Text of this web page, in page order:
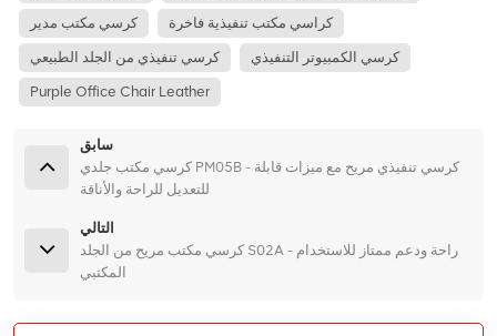
كرسي مكتب مدير كراسي مكتب تنفيذية فاخرة
كرسي تنفيذي من الجلد الطبيعي كرسي الكمبيوتر التنفيذي
Purple Office Chair Leather
سابق
كرسي مكتب جلدي PM05B - ​​كرسي تنفيذي مريح مع ميزات قابلة
للتعديل للراحة والأناقة
التالي
كرسي مكتب مريح من الجلد S02A - راحة ودعم ممتاز للاستخدام
المكتبي